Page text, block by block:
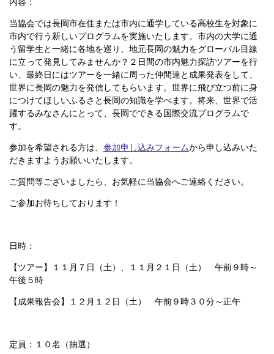
当協会では長岡市在住または市内に通学している高校生を対象に
市内で行う新しいプログラムを実施いたします。市内の大学に通
う留学生と一緒に各地を巡り、地元長岡の魅力をグローバル目線
に立って発見してみませんか？２日間の市内魅力探訪ツアーを行
い、最終日にはツアーを一緒に周った仲間達と成果発表をして、
世界に長岡の魅力を発信してもらいます。世界に飛び立つ前に身
につけてほしいふるさと長岡の知識を学べます。将来、世界で活
躍するみなさんにとって、長岡でできる国際交流プログラムで
す。
参加を希望される方は、 参加申し込みフォームから申し込みいた
だきますようお願いいたします。
ご質問等ございましたら、お気軽に当協会へご連絡ください。
ご参加お待ちしております！
日時：
【ツアー】１１月７日（土）、１１月２１日（土） 午前９時～
午後５時
【成果報告会】１２月１２日（土） 午前９時３０分～正午
定員：１０名（抽選）